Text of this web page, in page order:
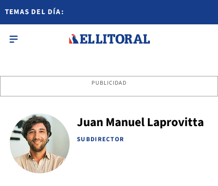
TEMAS DEL DÍA:
PUBLICIDAD
Juan Manuel Laprovitta
SUBDIRECTOR